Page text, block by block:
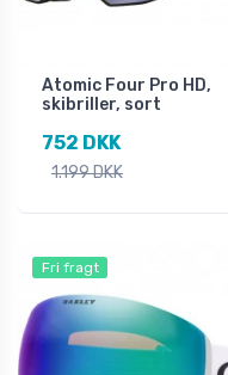
Atomic Four Pro HD,
skibriller, sort
752 DKK
1.199 DKK
Fri fragt